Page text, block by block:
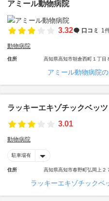
アミール動物病院
3.32 口コミ 1
動物病院
住所 高知県高知市朝倉西町１丁目
アミール動物病院
ラッキーエキゾチックベッツ
3.01
動物病院
駐車場有
住所 高知県高知市春野町弘岡上２
ラッキーエキゾチックベ